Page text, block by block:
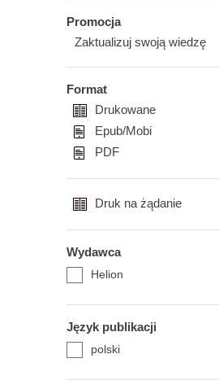
Promocja
Zaktualizuj swoją wiedzę
Format
Drukowane
Epub/Mobi
PDF
Druk na żądanie
Wydawca
Helion
Język publikacji
polski